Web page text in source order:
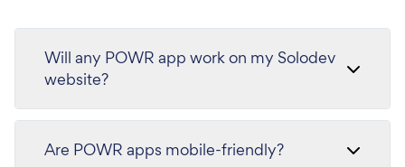
Will any POWR app work on my Solodev
website?
Are POWR apps mobile-friendly?